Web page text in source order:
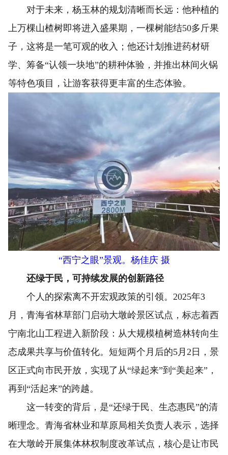
对于未来，杨玉林的规划清晰而长远：他种植的
上万棵山楂树即将进入盛果期，一棵树能结50多斤果
子，这将是一笔可观的收入；他还计划推进药材研
学、筹备“认领一块地”的耕种体验，并推出林间火锅
等特色项目，让游客获得更丰富的生态体验。
“西宁之眼”景观。杨佳庆 摄
还绿于民，可持续发展的创新路径
个人的探索离不开宏观政策的引领。2025年3
月，青海省林草部门启动大墩岭景区试点，标志着西
宁南北山工程进入新阶段：从大规模植树造林转向生
态成果共享与价值转化。短短两个月后的5月2日，景
区正式向市民开放，实现了从“绿起来”到“美起来”，
再到“活起来”的跨越。
这一转变的背后，是“还绿于民、生态惠民”的清
晰理念。青海省林业和草原局相关负责人表示，选择
在大墩岭开展集体林权制度改革试点，核心是让市民